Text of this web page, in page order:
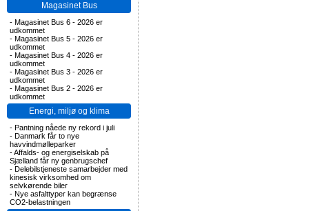
Magasinet Bus
- Magasinet Bus 6 - 2026 er
udkommet
- Magasinet Bus 5 - 2026 er
udkommet
- Magasinet Bus 4 - 2026 er
udkommet
- Magasinet Bus 3 - 2026 er
udkommet
- Magasinet Bus 2 - 2026 er
udkommet
Energi, miljø og klima
- Pantning nåede ny rekord i juli
- Danmark får to nye
havvindmølleparker
-Affalds- og energiselskab på
Sjælland får ny genbrugschef
- Delebilstjeneste samarbejder med
kinesisk virksomhed om
selvkørende biler
- Nye asfalttyper kan begrænse
CO2-belastningen